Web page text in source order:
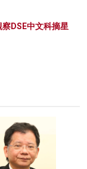
DSE中文科摘星